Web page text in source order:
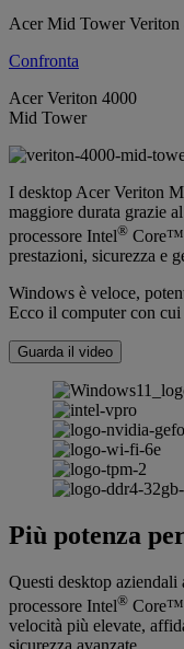
Acer Mid Tower Veriton
Confronta
Acer Veriton 4000
Mid Tower
I desktop Acer Veriton
maggiore durata grazie
processore Intel® Core™
prestazioni, sicurezza e
Windows è veloce,
Ecco il computer con cui
Guarda il video
Più potenza
Questi desktop aziendali
processore Intel® Core™
velocità più elevate,